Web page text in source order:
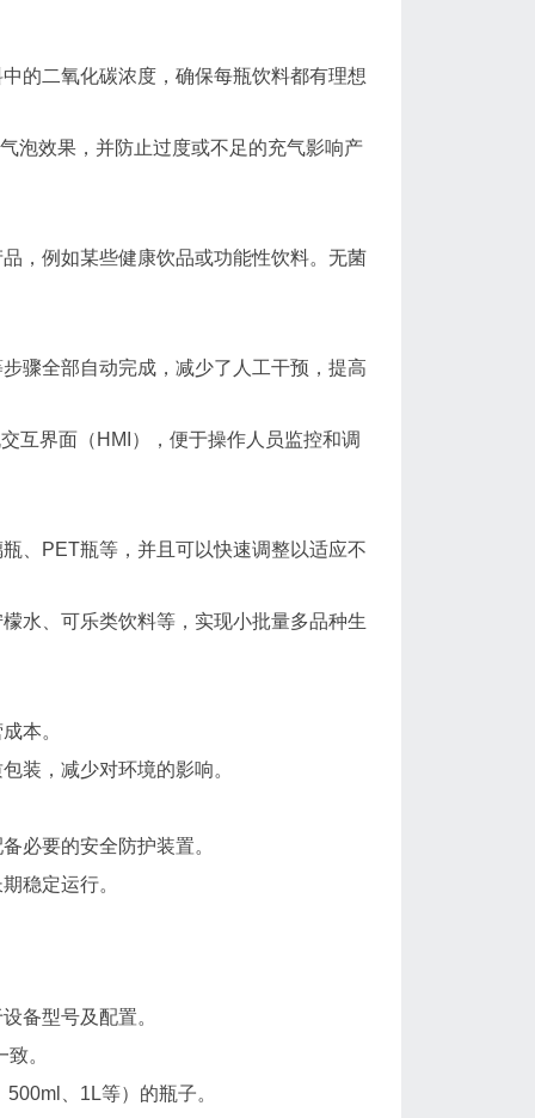
的二氧化碳浓度，确保每瓶饮料都有理想
泡效果，并防止过度或不足的充气影响产
，例如某些健康饮品或功能性饮料。无菌
骤全部自动完成，减少了人工干预，提高
互界面（HMI），便于操作人员监控和调
、PET瓶等，并且可以快速调整以适应不
水、可乐类饮料等，实现小批量多品种生
本。
装，减少对环境的影响。
必要的安全防护装置。
稳定运行。
备型号及配置。
。
、1L等）的瓶子。